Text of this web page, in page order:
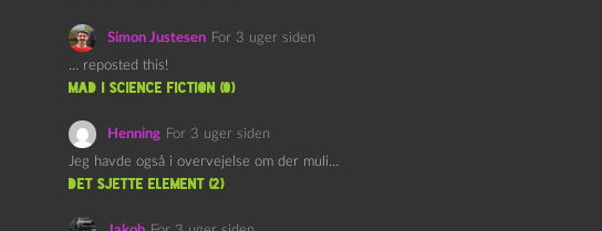
Simon Justesen For 3 uger siden
… reposted this!
mad i science fiction (0)
Henning For 3 uger siden
Jeg havde også i overvejelse om der muligvis kunne være…
det sjette element (2)